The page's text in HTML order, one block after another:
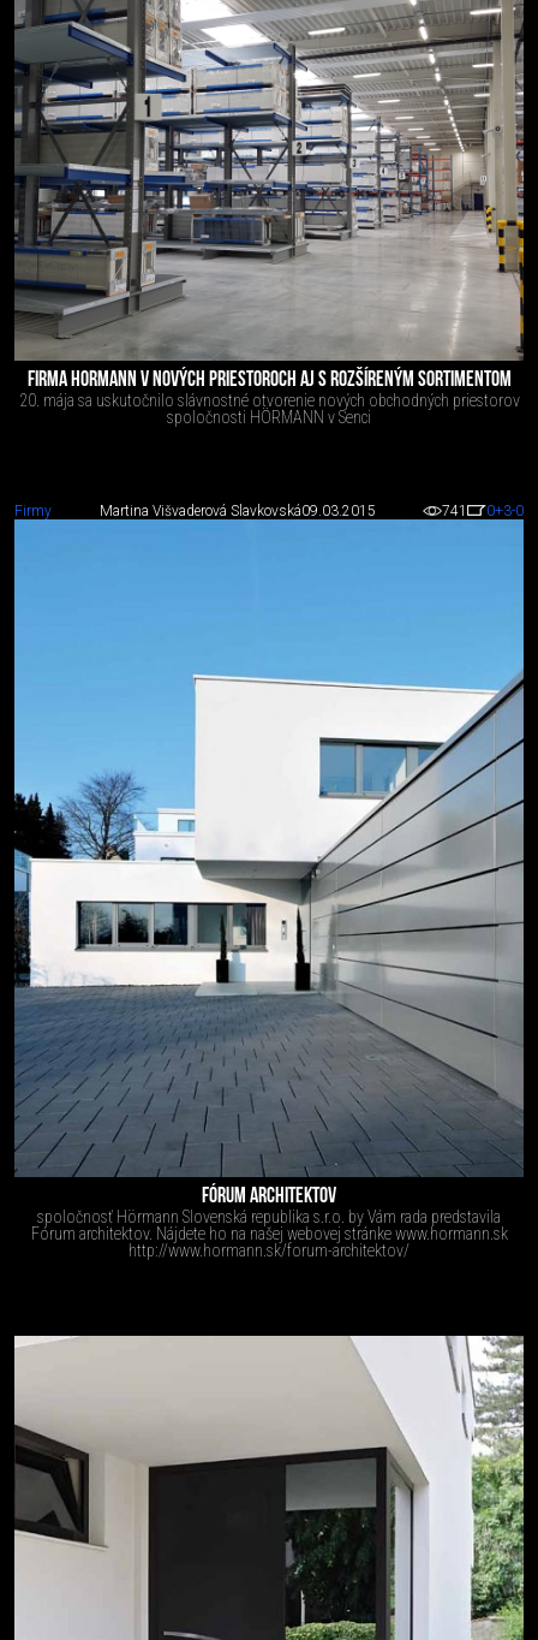
FIRMA HORMANN V NOVÝCH PRIESTOROCH AJ S ROZŠÍRENÝM SORTIMENTOM
20. mája sa uskutočnilo slávnostné otvorenie nových obchodných priestorov
spoločnosti HÖRMANN v Senci
Firmy Martina Višvaderová Slavkovská09.03.2015 741 0+3-0
FÓRUM ARCHITEKTOV
spoločnosť Hörmann Slovenská republika s.r.o. by Vám rada predstavila
Fórum architektov. Nájdete ho na našej webovej stránke www.hormann.sk
http://www.hormann.sk/forum-architektov/